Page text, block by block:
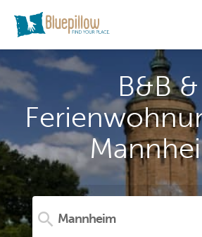
B&B &